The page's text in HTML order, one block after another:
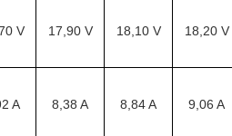
V 17,90 V 18,10 V 18,20 V
A 8,38 A 8,84 A 9,06 A